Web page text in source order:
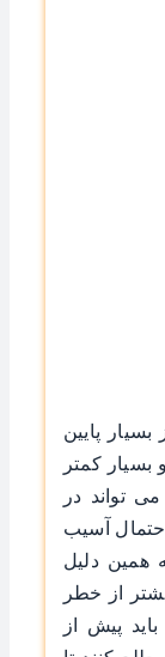
پایین
کمتر
تواند در
آسیب
دلیل
از خطر
پیش از